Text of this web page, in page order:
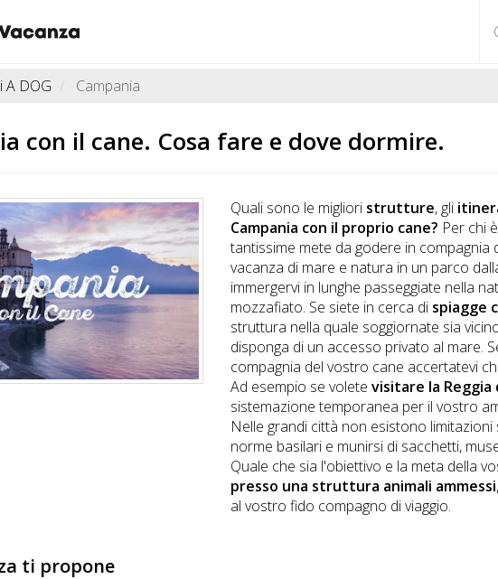
A DOG Campania
con il cane. Cosa fare e dove dormire.
Quali sono le migliori strutture, gli
Campania con il proprio cane? Per chi
tantissime mete da godere in compagnia
vacanza di mare e natura in un parco
immergervi in lunghe passeggiate nella
mozzafiato. Se siete in cerca di spiagge
struttura nella quale soggiornate sia
disponga di un accesso privato al mare.
compagnia del vostro cane accertatevi
Ad esempio se volete visitare la Reggia
sistemazione temporanea per il vostro
Nelle grandi città non esistono
norme basilari e munirsi di sacchetti,
Quale che sia l'obiettivo e la meta della
presso una struttura animali ammessi
al vostro fido compagno di viaggio.
ti propone